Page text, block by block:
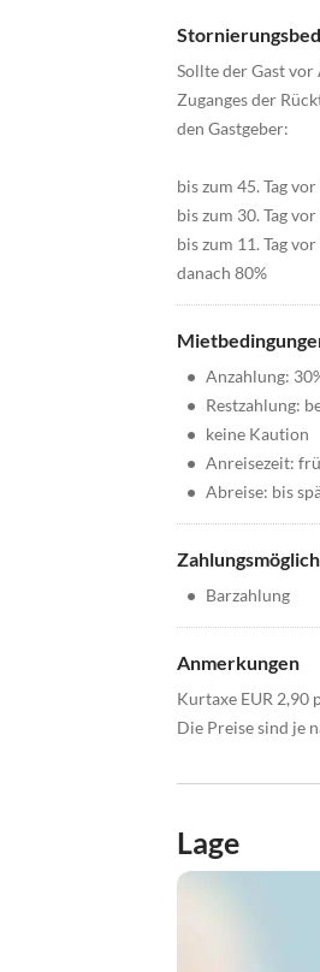
Sollte der Gast vor
Zuganges der
den Gastgeber:
bis zum 45. Tag
bis zum 30. Tag
bis zum 11. Tag
danach 80%
• Anzahlung:
• Restzahlung:
• keine Kaution
• Anreisezeit:
• Abreise: bis
• Barzahlung
Anmerkungen
Kurtaxe EUR 2,90
Die Preise sind je
Lage